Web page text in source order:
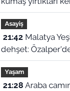
onarıyor
Asayiş
21:42
dehşet:
genç ağır
Yaşam
21:28Araba camındaki inatçı yağ